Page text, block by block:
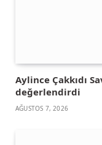
Aylince Çakkıdı
değerlendirdi
AĞUSTOS 7, 2026